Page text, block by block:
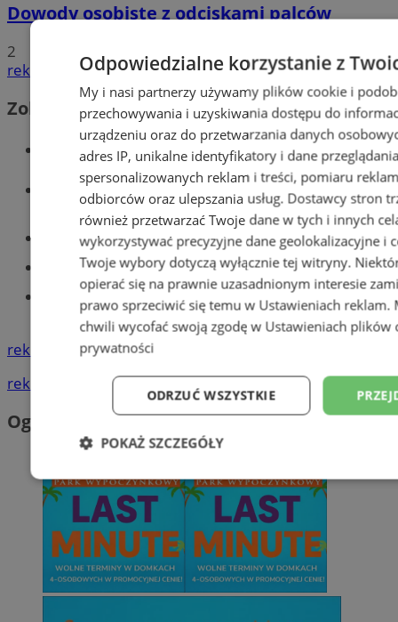
Dowody osobiste z odciskami palców
2
reklama
Zobacz również
Wiadomości kryminalne w Tychach
Wiadomości lokalne
Części samochodowe do -70%!
Tworzenie stron www - Tychy
Znajdź pracę - codziennie nowe
ogłoszenia
reklama
reklama
Ogłoszenia
Odpowiedzialne korzystanie z
My i nasi partnerzy używamy plików cookie i
przechowywania i uzyskiwania dostępu do
urządzeniu oraz do przetwarzania danych
adres IP, unikalne identyfikatory i dane
spersonalizowanych reklam i treści, pomiaru
odbiorców oraz ulepszania usług. Dostawcy stron
również przetwarzać Twoje dane w tych i innych
wykorzystywać precyzyjne dane geolokalizacyjne i
Twoje wybory dotyczą wyłącznie tej witryny.
opierać się na prawnie uzasadnionym interesie
prawo sprzeciwić się temu w Ustawieniach reklam.
chwili wycofać swoją zgodę w Ustawieniach plików
prywatności
ODRZUĆ WSZYSTKIE
POKAŻ SZCZEGÓŁY
Niezbędne Wydajność
Niesklasyfikowane